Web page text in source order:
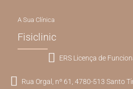
A Sua Clínica
Fisiclinic
ERS Licença de
Rua Orgal, nº 61, 4780-513 Santo